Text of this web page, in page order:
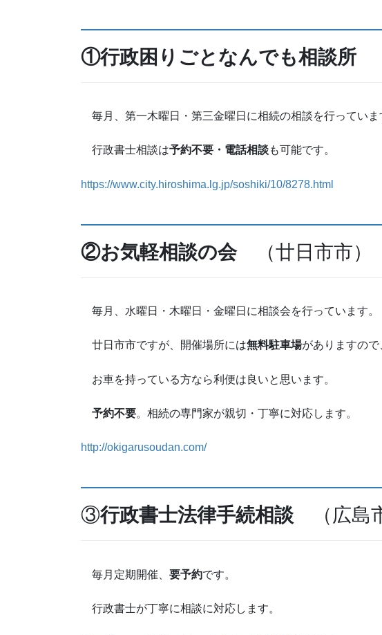
①行政困りごとなんでも相談所
毎月、第一木曜日・第三金曜日に相続の相談を行っていま
行政書士相談は予約不要・電話相談も可能です。
https://www.city.hiroshima.lg.jp/soshiki/10/8278.html
②お気軽相談の会 （廿日市市）
毎月、水曜日・木曜日・金曜日に相談会を行っています。
廿日市市ですが、開催場所には無料駐車場がありますので
お車を持っている方なら利便は良いと思います。
予約不要。相続の専門家が親切・丁寧に対応します。
http://okigarusoudan.com/
③行政書士法律手続相談 （広島
毎月定期開催、 要予約です。
行政書士が丁寧に相談に対応します。